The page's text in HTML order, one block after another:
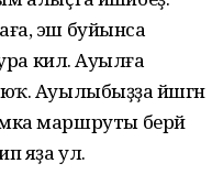
эш буйынса
килә. Ауылға
Ауылыбыҙҙа йәшәгән
маршруты берәй
яҙа ул.